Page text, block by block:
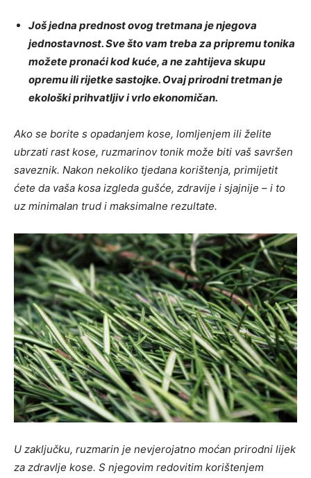
Još jedna prednost ovog tretmana je njegova
jednostavnost. Sve što vam treba za pripremu tonika
možete pronaći kod kuće, a ne zahtijeva skupu
opremu ili rijetke sastojke. Ovaj prirodni tretman je
ekološki prihvatljiv i vrlo ekonomičan.
Ako se borite s opadanjem kose, lomljenjem ili želite
ubrzati rast kose, ruzmarinov tonik može biti vaš savršen
saveznik. Nakon nekoliko tjedana korištenja, primijetit
ćete da vaša kosa izgleda gušće, zdravije i sjajnije – i to
uz minimalan trud i maksimalne rezultate.
U zaključku, ruzmarin je nevjerojatno moćan prirodni lijek
za zdravlje kose. S njegovim redovitim korištenjem